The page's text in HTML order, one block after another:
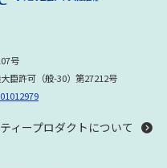
号
臣許可（般-30）第27212号
ィープロダクトについて